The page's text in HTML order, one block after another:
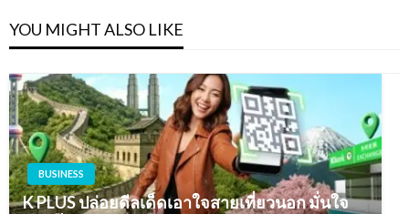
YOU MIGHT ALSO LIKE
BUSINESS
K PLUS ปล่อยดีลเด็ดเอาใจสายเที่ยวนอก มั่นใจ